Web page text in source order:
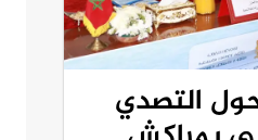
التصدي